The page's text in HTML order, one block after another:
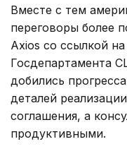
Вместе с тем
переговоры более
Axios со ссылкой
Госдепартамента
добились
деталей
соглашения, а
продуктивными.